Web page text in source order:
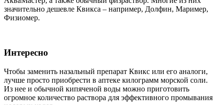
значительно дешевле Квикса – например, Долфин, Маример,
Физиомер.
Интересно
Чтобы заменить назальный препарат Квикс или его аналоги,
лучше просто приобрести в аптеке килограмм морской соли.
Из нее и обычной кипяченой воды можно приготовить
огромное количество раствора для эффективного промывания